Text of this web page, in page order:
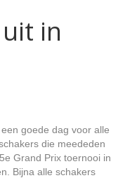
in
goede dag voor alle
die meededen
Grand Prix toernooi in
Bijna alle schakers